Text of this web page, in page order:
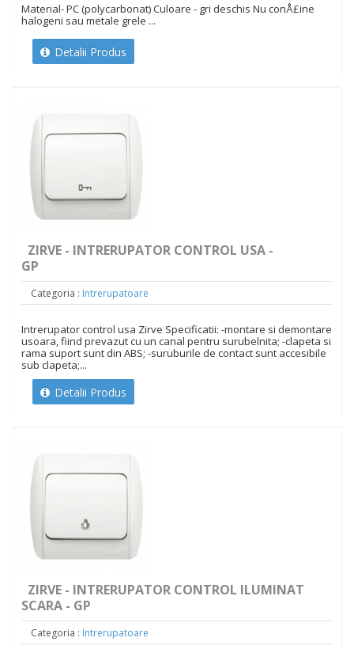
Material- PC (polycarbonat) Culoare - gri deschis Nu conÅ£ine
halogeni sau metale grele ...
Detalii Produs
ZIRVE - INTRERUPATOR CONTROL USA -
GP
Categoria : Intrerupatoare
Intrerupator control usa Zirve Specificatii: -montare si demontare
usoara, fiind prevazut cu un canal pentru surubelnita; -clapeta si
rama suport sunt din ABS; -suruburile de contact sunt accesibile
sub clapeta;...
Detalii Produs
ZIRVE - INTRERUPATOR CONTROL ILUMINAT
SCARA - GP
Categoria : Intrerupatoare